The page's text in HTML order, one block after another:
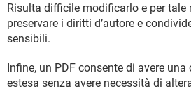
Risulta difficile modificarlo e per
preservare i diritti d’autore e
sensibili.
Infine, un PDF consente di avere
estesa senza avere necessità di